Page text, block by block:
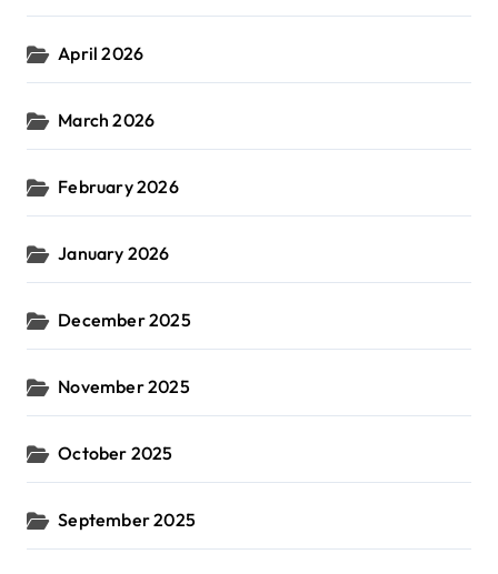
April 2026
March 2026
February 2026
January 2026
December 2025
November 2025
October 2025
September 2025